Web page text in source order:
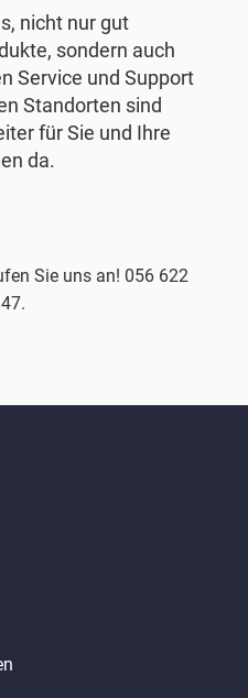
nicht nur gut
sondern auch
Service und Support
Standorten sind
für Sie und Ihre
da.
Sie uns an! 056 622